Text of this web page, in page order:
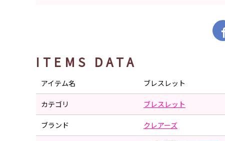
ITEMS DATA
アイテム名 ブレスレット
カテゴリ ブレスレット
ブランド クレアーズ